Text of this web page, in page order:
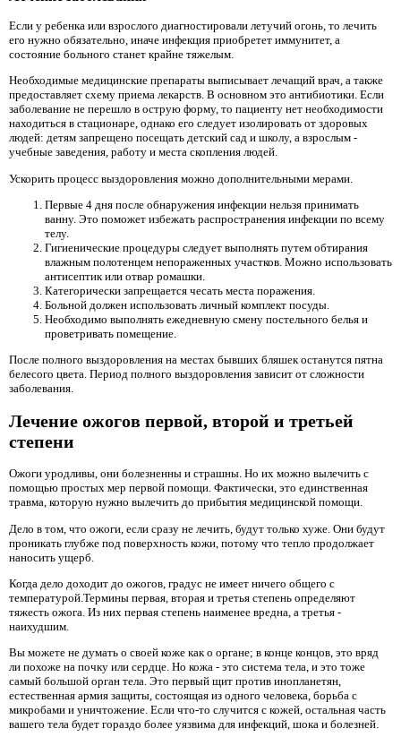
Если у ребенка или взрослого диагностировали летучий огонь, то лечить
его нужно обязательно, иначе инфекция приобретет иммунитет, а
состояние больного станет крайне тяжелым.
Необходимые медицинские препараты выписывает лечащий врач, а также
предоставляет схему приема лекарств. В основном это антибиотики. Если
заболевание не перешло в острую форму, то пациенту нет необходимости
находиться в стационаре, однако его следует изолировать от здоровых
людей: детям запрещено посещать детский сад и школу, а взрослым -
учебные заведения, работу и места скопления людей.
Ускорить процесс выздоровления можно дополнительными мерами.
Первые 4 дня после обнаружения инфекции нельзя принимать
ванну. Это поможет избежать распространения инфекции по всему
телу.
Гигиенические процедуры следует выполнять путем обтирания
влажным полотенцем непораженных участков. Можно использовать
антисептик или отвар ромашки.
Категорически запрещается чесать места поражения.
Больной должен использовать личный комплект посуды.
Необходимо выполнять ежедневную смену постельного белья и
проветривать помещение.
После полного выздоровления на местах бывших бляшек останутся пятна
белесого цвета. Период полного выздоровления зависит от сложности
заболевания.
Лечение ожогов первой, второй и третьей
степени
Ожоги уродливы, они болезненны и страшны. Но их можно вылечить с
помощью простых мер первой помощи. Фактически, это единственная
травма, которую нужно вылечить до прибытия медицинской помощи.
Дело в том, что ожоги, если сразу не лечить, будут только хуже. Они будут
проникать глубже под поверхность кожи, потому что тепло продолжает
наносить ущерб.
Когда дело доходит до ожогов, градус не имеет ничего общего с
температурой.Термины первая, вторая и третья степень определяют
тяжесть ожога. Из них первая степень наименее вредна, а третья -
наихудшим.
Вы можете не думать о своей коже как о органе; в конце концов, это вряд
ли похоже на почку или сердце. Но кожа - это система тела, и это тоже
самый большой орган тела. Это первый щит против инопланетян,
естественная армия защиты, состоящая из одного человека, борьба с
микробами и уничтожение. Если что-то случится с кожей, остальная часть
вашего тела будет гораздо более уязвима для инфекций, шока и болезней.